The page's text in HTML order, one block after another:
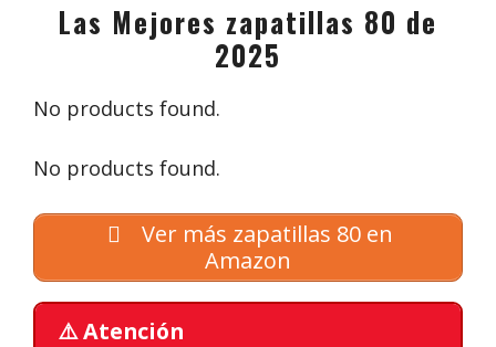
Las Mejores zapatillas 80 de
2025
No products found.
No products found.
Ver más zapatillas 80 en
Amazon
⚠️ Atención